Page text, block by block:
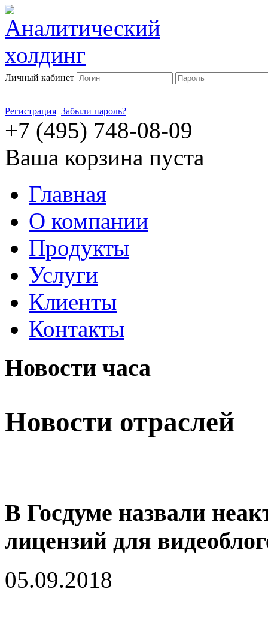
Личный кабинет
Регистрация Забыли пароль?
+7 (495) 748-08-09
Ваша корзина пуста
Главная
О компании
Продукты
Услуги
Клиенты
Контакты
Новости часа
Новости отраслей
В Госдуме назвали
лицензий для
05.09.2018